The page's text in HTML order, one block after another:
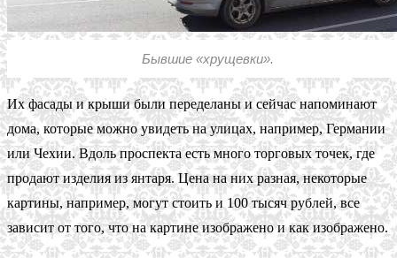
Бывшие «хрущевки».
Их фасады и крыши были переделаны и сейчас напоминают
дома, которые можно увидеть на улицах, например, Германии
или Чехии. Вдоль проспекта есть много торговых точек, где
продают изделия из янтаря. Цена на них разная, некоторые
картины, например, могут стоить и 100 тысяч рублей, все
зависит от того, что на картине изображено и как изображено.